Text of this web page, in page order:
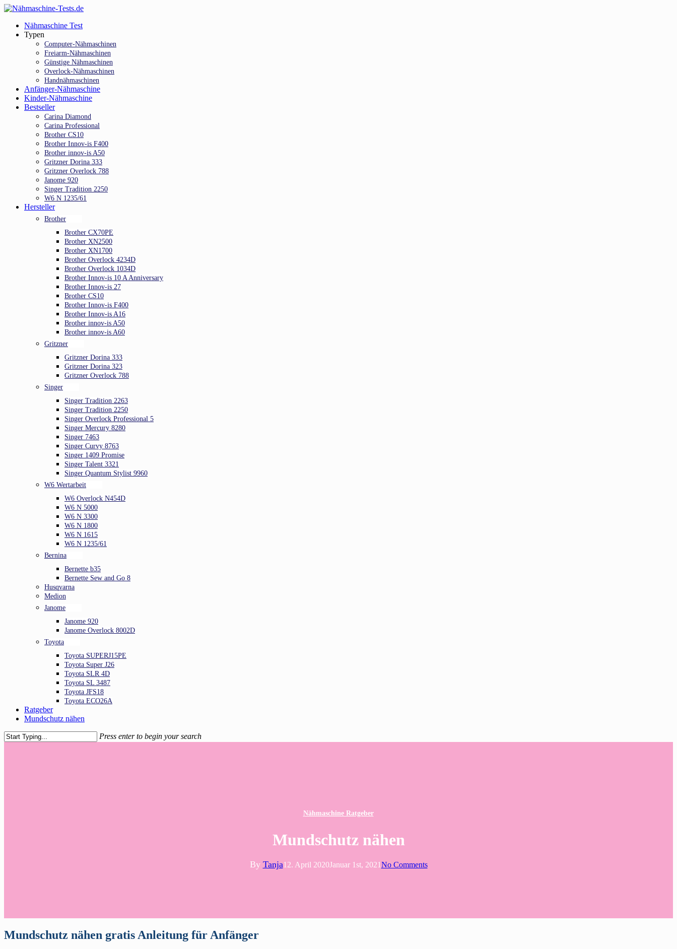
Skip
main
content
Menu
Nähmaschine Test
Typen
Computer-Nähmaschinen
Freiarm-Nähmaschinen
Günstige Nähmaschinen
Overlock-Nähmaschinen
Handnähmaschinen
Anfänger-Nähmaschine
Kinder-Nähmaschine
Bestseller
Carina Diamond
Carina Professional
Brother CS10
Brother Innov-is F400
Brother innov-is A50
Gritzner Dorina 333
Gritzner Overlock 788
Janome 920
Singer Tradition 2250
W6 N 1235/61
Hersteller
Brother
Brother CX70PE
Brother XN2500
Brother XN1700
Brother Overlock 4234D
Brother Overlock 1034D
Brother Innov-is 10 A Anniversary
Brother Innov-is 27
Brother CS10
Brother Innov-is F400
Brother Innov-is A16
Brother innov-is A50
Brother innov-is A60
Gritzner
Gritzner Dorina 333
Gritzner Dorina 323
Gritzner Overlock 788
Singer
Singer Tradition 2263
Singer Tradition 2250
Singer Overlock Professional 5
Singer Mercury 8280
Singer 7463
Singer Curvy 8763
Singer 1409 Promise
Singer Talent 3321
Singer Quantum Stylist 9960
W6 Wertarbeit
W6 Overlock N454D
W6 N 5000
W6 N 3300
W6 N 1800
W6 N 1615
W6 N 1235/61
Bernina
Bernette b35
Bernette Sew and Go 8
Husqvarna
Medion
Janome
Janome 920
Janome Overlock 8002D
Toyota
Toyota SUPERJ15PE
Toyota Super J26
Toyota SLR 4D
Toyota SL 3487
Toyota JFS18
Toyota ECO26A
Ratgeber
Mundschutz nähen
Press enter to begin your search
Nähmaschine Ratgeber
Mundschutz nähen
By Tanja12. April 2020Januar 1st, 2021No Comments
Mundschutz nähen gratis Anleitung für Anfänger